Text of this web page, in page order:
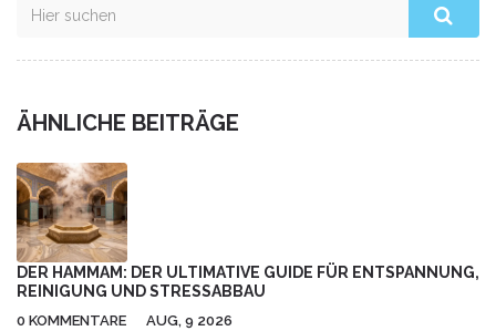
ÄHNLICHE BEITRÄGE
DER HAMMAM: DER ULTIMATIVE GUIDE FÜR ENTSPANNUNG,
REINIGUNG UND STRESSABBAU
0 KOMMENTARE AUG, 9 2026